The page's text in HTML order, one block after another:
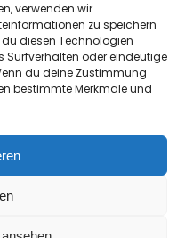
verwenden wir
zu speichern
diesen Technologien
Surfverhalten oder eindeutige
du deine Zustimmung
bestimmte Merkmale und